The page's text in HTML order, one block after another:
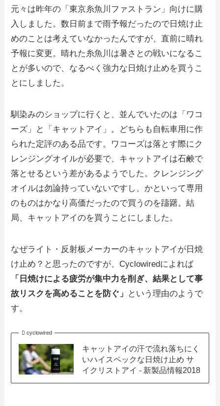
元々は昨年の「東京糸魚川ファストラン」向けに購
入しました。数日前まで雨予報だったので日焼け止
めのことは考えていなかったんですが、直前に晴れ
予報に変更。晴れた糸魚川は暑さとの戦いになるこ
とが多いので、なるべく強力な日焼け止めを買うこ
とにしました。
馴染みのショップに行くと、並んでいたのは「ワコ
ーズ」と「キャットアイ」。どちらも自転車用に作
られた定評のある品です。ワコーズは落とす際にク
レンジングオイルが必要で、キャットアイは石鹸で
落とせるという差があるようでした。クレンジング
オイルは勿論持っていないですし、かといって専用
のものはかなり高価だったので買うのを躊躇。結
局、キャットアイのを買うことにしました。
なぜライト・反射板メーカーのキャットアイが日焼
け止め？と思ったのですが、Cyclowiredによれば
「日焼けによる疲労が集中力を削ぎ、結果として事
故リスクを高めることを防ぐ」
という理由のようで
す。
cyclowired
キャットアイの汗で流れ落ちにく
いハイスペックな日焼け止め サ
イクリストアイ - 新製品情報2018